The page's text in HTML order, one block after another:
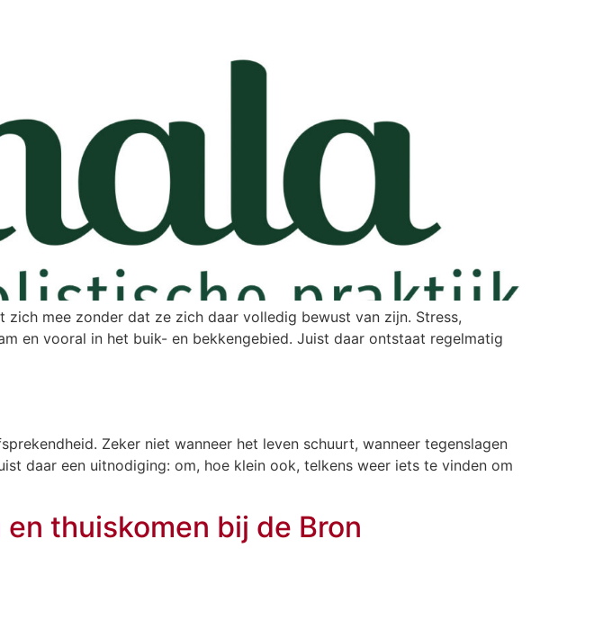
mee zonder dat ze zich daar volledig bewust van zijn. Stress,
en vooral in het buik- en bekkengebied. Juist daar ontstaat regelmatig
Zeker niet wanneer het leven schuurt, wanneer tegenslagen
daar een uitnodiging: om, hoe klein ook, telkens weer iets te vinden om
thuiskomen bij de Bron